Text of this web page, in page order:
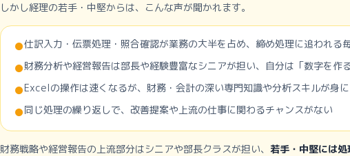
しかし経理の若手・中堅からは、こんな声が聞かれます。
●仕訳入力・伝票処理・照合確認が業務の大半を占め、締め処理に追われる
●財務分析や経営報告は部長や経験豊富なシニアが担い、自分は「数字を作
●Excelの操作は速くなるが、財務・会計の深い専門知識や分析スキルが身
●同じ処理の繰り返しで、改善提案や上流の仕事に関わるチャンスがない
財務戦略や経営報告の上流部分はシニアや部長クラスが担い、 若手・中堅には